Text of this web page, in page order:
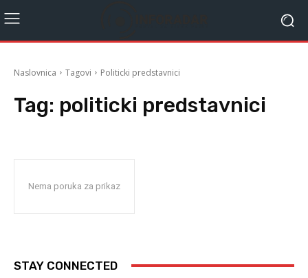
Naslovnica Tagovi Politicki predstavnici
Tag: politicki predstavnici
Nema poruka za prikaz
STAY CONNECTED